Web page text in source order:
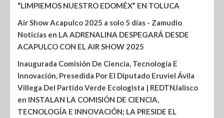
“LIMPIEMOS NUESTRO EDOMÉX” EN TOLUCA
Air Show Acapulco 2025 a solo 5 días - Zamudio
Noticias en LA ADRENALINA DESPEGARÁ DESDE
ACAPULCO CON EL AIR SHOW 2025
Inaugurada Comisión De Ciencia, Tecnología E
Innovación, Presedida Por El Diputado Eruviel Ávila
Villega Del Partido Verde Ecologista | REDTNJalisco
en INSTALAN LA COMISIÓN DE CIENCIA,
TECNOLOGÍA E INNOVACIÓN; LA PRESIDE EL